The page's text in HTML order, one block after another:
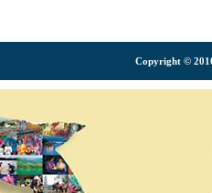
Copyright ©